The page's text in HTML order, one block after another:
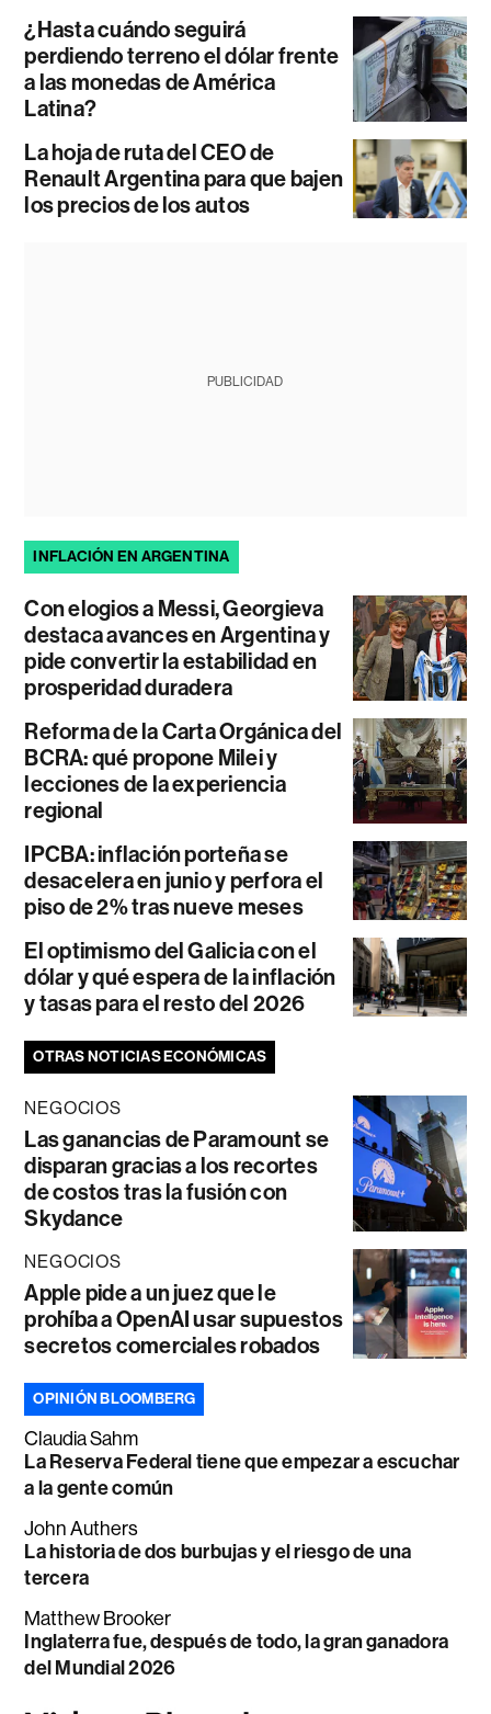
¿Hasta cuándo seguirá
perdiendo terreno el dólar frente
a las monedas de América
Latina?
La hoja de ruta del CEO de
Renault Argentina para que bajen
los precios de los autos
PUBLICIDAD
INFLACIÓN EN ARGENTINA
Con elogios a Messi, Georgieva
destaca avances en Argentina y
pide convertir la estabilidad en
prosperidad duradera
Reforma de la Carta Orgánica del
BCRA: qué propone Milei y
lecciones de la experiencia
regional
IPCBA: inflación porteña se
desacelera en junio y perfora el
piso de 2% tras nueve meses
El optimismo del Galicia con el
dólar y qué espera de la inflación
y tasas para el resto del 2026
OTRAS NOTICIAS ECONÓMICAS
NEGOCIOS
Las ganancias de Paramount se
disparan gracias a los recortes
de costos tras la fusión con
Skydance
NEGOCIOS
Apple pide a un juez que le
prohíba a OpenAI usar supuestos
secretos comerciales robados
OPINIÓN BLOOMBERG
Claudia Sahm
La Reserva Federal tiene que empezar a escuchar
a la gente común
John Authers
La historia de dos burbujas y el riesgo de una
tercera
Matthew Brooker
Inglaterra fue, después de todo, la gran ganadora
del Mundial 2026